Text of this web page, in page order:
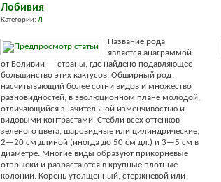
Лобивия
Категории: Л
Название рода
является анаграммой
от Боливии — страны, где найдено подавляющее
большинство этих кактусов. Обширный род,
насчитывающий более сотни видов и множество
разновидностей; в эволюционном плане молодой,
отличающийся значительной изменчивостью и
видовыми контрастами. Стебли всех оттенков
зеленого цвета, шаровидные или цилиндрические,
2—20 см длиной (иногда до 50 см дл.) и 3—5 см в
диаметре. Многие виды образуют прикорневые
отпрыски и разрастаются в крупные плотные
колонии. Корень утолщенный, стержневой или